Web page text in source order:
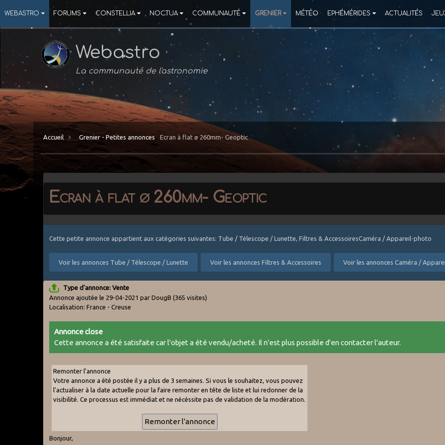
WEBASTRO FORUMS CONSTELLIA NOCTUA COMMUNAUTÉ GRENIER MÉTÉO EPHÉMÉRIDES ACTUALITÉS
Webastro
La communauté de l'astronomie
Accueil Grenier - Petites annonces Ecran à flat ø 260mm- Geoptic
Ecran à flat ø 260mm- Geoptic
Cette petite annonce appartient aux catégories suivantes: Tube / Télescope / Lunette, Filtres & AccessoiresCaméra / Appareil-photo
Voir les annonces Tube / Télescope / Lunette Voir les annonces Filtres & Accessoires Voir les annonces Caméra /
Type d'annonce: Vente
Annonce ajoutée le 29-04-2021 par DougB(365 visites)
Localisation: France - Creuse
Annonce close
Cette annonce a été satisfaite car l'objet a été vendu/acheté. Il n'est plus possible d'en contacter l'auteur.
Remonter l'annonce
Votre annonce a été postée il y a plus de 3 semaines. Si vous le souhaitez, vous pouvez
l'actualiser à la date actuelle pour la faire remonter en tête de liste et lui redonner de la
visibilité. Ce processus est immédiat et ne nécéssite pas de validation de la modération.
Bonjour,